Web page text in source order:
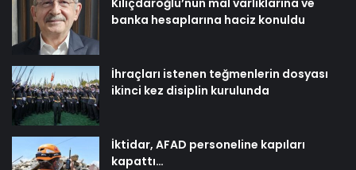
banka hesaplarına haciz konuldu
İhraçları istenen teğmenlerin dosyası
ikinci kez disiplin kurulunda
İktidar, AFAD personeline kapıları
kapattı…